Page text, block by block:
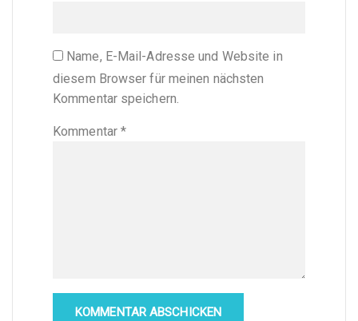
Name, E-Mail-Adresse und Website in
diesem Browser für meinen nächsten
Kommentar speichern.
Kommentar *